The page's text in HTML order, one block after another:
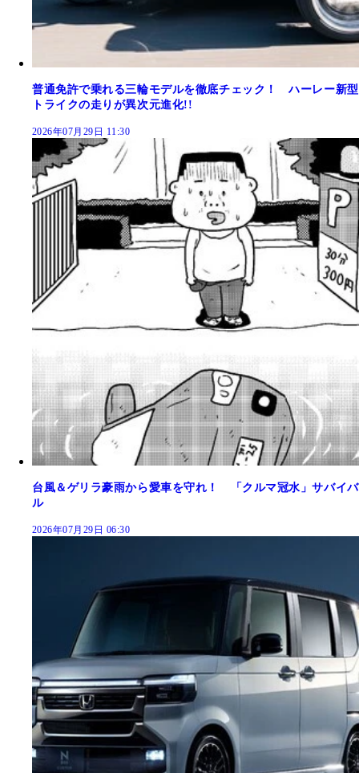
普通免許で乗れる三輪モデルを徹底チェック！ ハーレー新型
トライクの走りが異次元進化!!
2026年07月29日 11:30
台風＆ゲリラ豪雨から愛車を守れ！ 「クルマ冠水」サバイバ
ル
2026年07月29日 06:30